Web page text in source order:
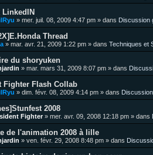
LinkedIN
» mer. juil. 08, 2009 4:47 pm » dans Discussion
Thread
» mar. avr. 21, 2009 1:22 pm » dans Techniques et
du shoryuken
» mar. mars 31, 2009 8:07 pm » dans
Fighter Flash Collab
» dim. févr. 08, 2009 4:14 pm » dans
2008
Fighter» mer. avr. 09, 2008 12:18 pm » dans
de l'animation 2008 à lille
» ven. févr. 29, 2008 8:48 pm » dans